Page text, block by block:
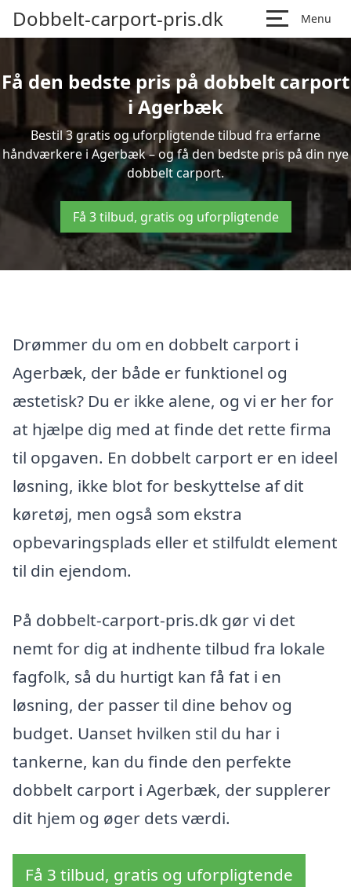
Dobbelt-carport-pris.dk Menu
Få den bedste pris på dobbelt carport
i Agerbæk
Bestil 3 gratis og uforpligtende tilbud fra erfarne
håndværkere i Agerbæk – og få den bedste pris på din nye
dobbelt carport.
Få 3 tilbud, gratis og uforpligtende
Drømmer du om en dobbelt carport i
Agerbæk, der både er funktionel og
æstetisk? Du er ikke alene, og vi er her for
at hjælpe dig med at finde det rette firma
til opgaven. En dobbelt carport er en ideel
løsning, ikke blot for beskyttelse af dit
køretøj, men også som ekstra
opbevaringsplads eller et stilfuldt element
til din ejendom.
På dobbelt-carport-pris.dk gør vi det
nemt for dig at indhente tilbud fra lokale
fagfolk, så du hurtigt kan få fat i en
løsning, der passer til dine behov og
budget. Uanset hvilken stil du har i
tankerne, kan du finde den perfekte
dobbelt carport i Agerbæk, der supplerer
dit hjem og øger dets værdi.
Få 3 tilbud, gratis og uforpligtende